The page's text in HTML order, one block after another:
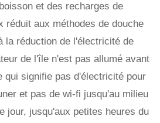
et des recharges de
réduit aux méthodes de douche
la réduction de l'électricité de
de l'île n'est pas allumé avant
qui signifie pas d'électricité pour
et pas de wi-fi jusqu'au milieu
jour, jusqu'aux petites heures du